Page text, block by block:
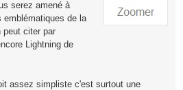
serez amené à
emblématiques de la
peut citer par
Lightning de
assez simpliste c'est surtout une